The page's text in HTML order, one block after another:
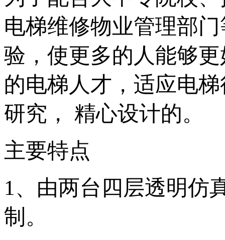
电梯维修物业管理部
验，使更多的人能够
的电梯人才，适应电
研究， 精心设计的。
主要特点
1、由两台四层透明仿
制。